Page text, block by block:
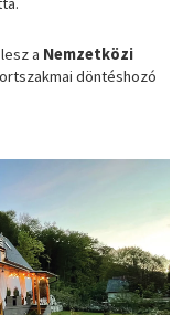
a Nemzetközi
döntéshozó